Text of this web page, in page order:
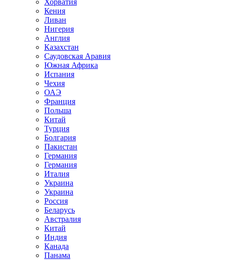
Хорватия
Кения
Ливан
Нигерия
Англия
Казахстан
Саудовская Аравия
Южная Африка
Испания
Чехия
ОАЭ
Франция
Польша
Китай
Турция
Болгария
Пакистан
Германия
Германия
Италия
Украина
Украина
Россия
Беларусь
Австралия
Китай
Индия
Канада
Панама